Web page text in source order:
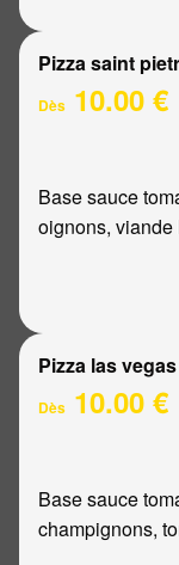
Pizza saint
Dès 10.00 €
Base sauce
oignons,
Pizza las vegas
Dès 10.00 €
Base sauce
champignons,